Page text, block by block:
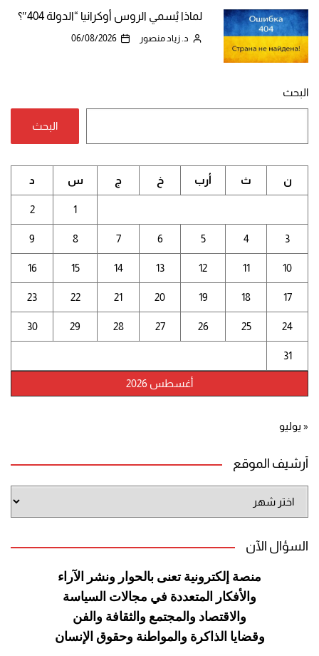
لماذا يُسمي الروس أوكرانيا “الدولة 404″؟
د. زياد منصور 06/08/2026
البحث
البحث
أغسطس 2026
ن ث أرب خ ج س د
1
2
3
4
5
6
7
8
9
10
11
12
13
14
15
16
17
18
19
20
21
22
23
24
25
26
27
28
29
30
31
« يوليو
أرشيف الموقع
الموقع
السؤال الآن
منصة إلكترونية تعنى بالحوار ونشر الآراء
والأفكار المتعددة في مجالات السياسة
والاقتصاد والمجتمع والثقافة والفن
وقضايا الذاكرة والمواطنة وحقوق الإنسان